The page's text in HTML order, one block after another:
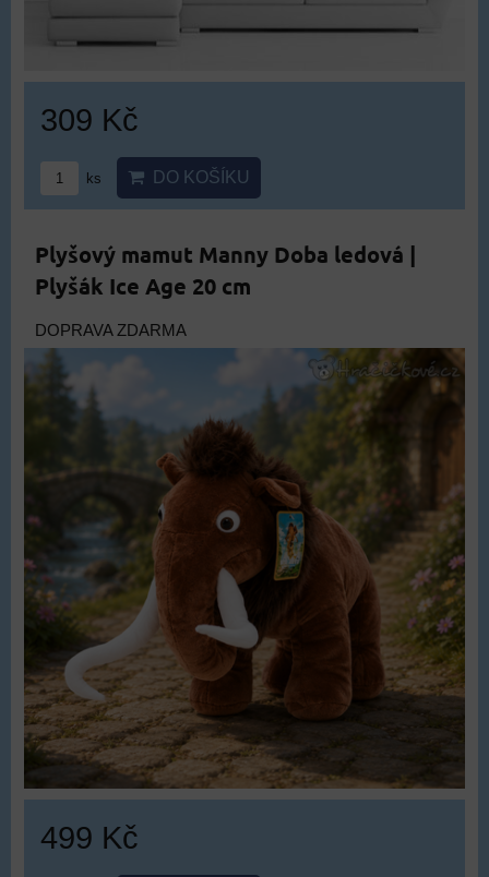
309 Kč
ks DO KOŠÍKU
Plyšový mamut Manny Doba ledová |
Plyšák Ice Age 20 cm
DOPRAVA ZDARMA
499 Kč